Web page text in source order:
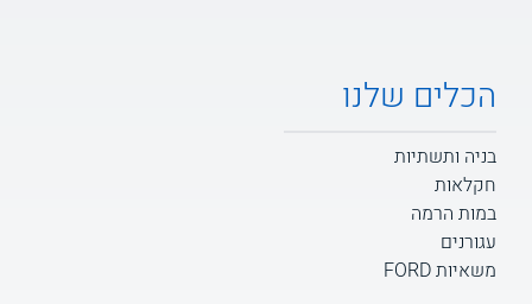
הכלים שלנו
בניה ותשתיות
חקלאות
במות הרמה
עגורנים
משאיות FORD